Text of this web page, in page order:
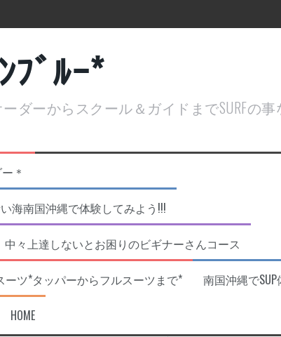
ﾌﾞﾙｰ*
ダーからスクール＆ガイドまでSURFの
＊
南国沖縄で体験してみよう!!!
中々上達しないとお困りのビギナーさんコース
ーツ*タッパーからフルスーツまで* 南国沖縄でSUP
HOME